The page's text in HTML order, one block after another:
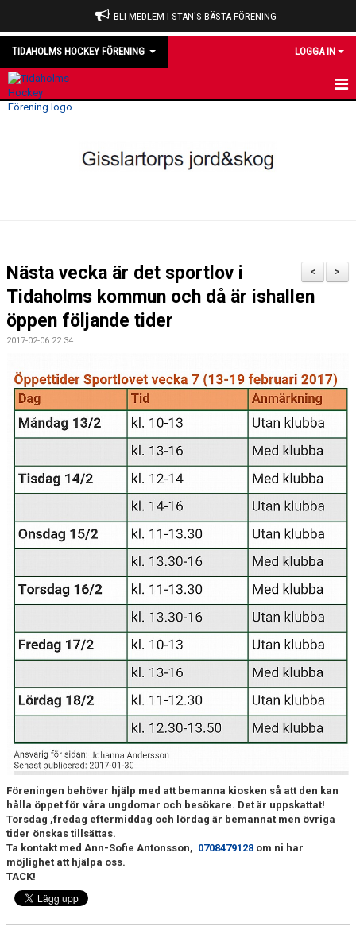
BLI MEDLEM I STAN'S BÄSTA FÖRENING
TIDAHOLMS HOCKEY FÖRENING LOGGA IN
MATCHER
DOMARE
KIOSKEN
THF UNGDOMSPOLICY - RÖDA TRÅD
BILDGALLERI
TRISSBOLAGET
ALLMÄNHETENS ÅKNING
FÖRSÄKRING
>
<
Nästa vecka är det sportlov i
Tidaholms kommun och då är ishallen
öppen följande tider
2017-02-06 22:34
Föreningen behöver hjälp med att bemanna kiosken så att den kan
hålla öppet för våra ungdomar och besökare. Det är uppskattat!
Torsdag ,fredag eftermiddag och lördag är bemannat men övriga
tider önskas tillsättas.
Ta kontakt med Ann-Sofie Antonsson, 0708479128 om ni har
möjlighet att hjälpa oss.
TACK!